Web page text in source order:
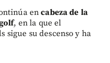
encabeza de la
, en la que el
sigue su descenso y ha